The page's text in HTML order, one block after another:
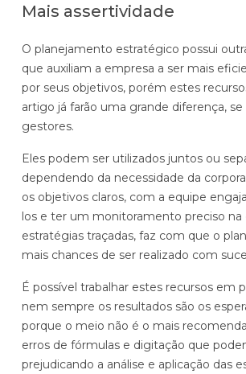
Mais assertividade
O planejamento estratégico possui
que auxiliam a empresa a ser mais
por seus objetivos, porém estes
artigo já farão uma grande diferença,
gestores.
Eles podem ser utilizados juntos ou
dependendo da necessidade da
os objetivos claros, com a equipe
los e ter um monitoramento preciso na
estratégias traçadas, faz com que o
mais chances de ser realizado com
É possível trabalhar estes recursos em
nem sempre os resultados são os
porque o meio não é o mais
erros de fórmulas e digitação que
prejudicando a análise e aplicação das